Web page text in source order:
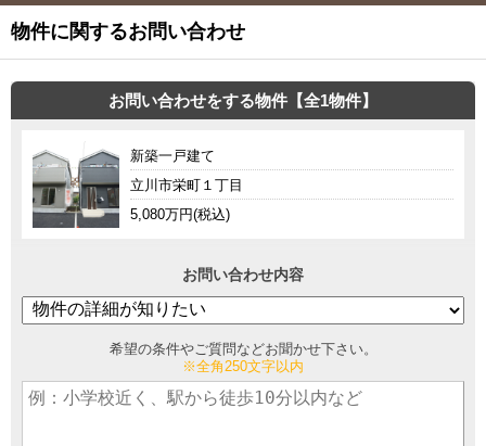
物件に関するお問い合わせ
お問い合わせをする物件【全1物件】
新築一戸建て
立川市栄町１丁目
5,080万円(税込)
お問い合わせ内容
希望の条件やご質問などお聞かせ下さい。
※全角250文字以内